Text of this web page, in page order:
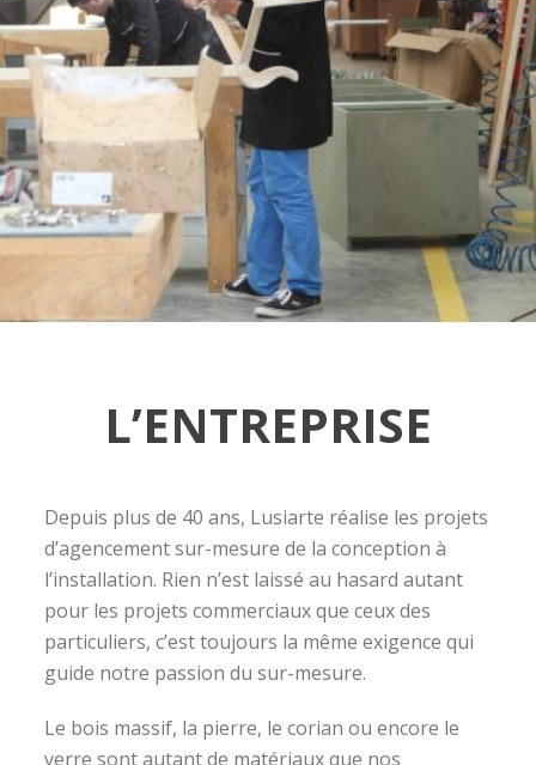
L’ENTREPRISE
Depuis plus de 40 ans, Lusiarte réalise les projets
d’agencement sur-mesure de la conception à
l’installation. Rien n’est laissé au hasard autant
pour les projets commerciaux que ceux des
particuliers, c’est toujours la même exigence qui
guide notre passion du sur-mesure.
Le bois massif, la pierre, le corian ou encore le
verre sont autant de matériaux que nos